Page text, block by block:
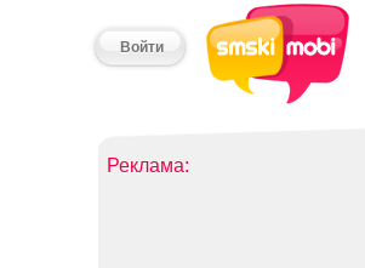
Войти
Реклама: